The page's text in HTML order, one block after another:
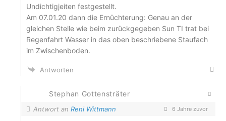
Undichtigjeiten festgestellt.
Am 07.01.20 dann die Ernüchterung: Genau an der
gleichen Stelle wie beim zurückgegeben Sun TI trat bei
Regenfahrt Wasser in das oben beschriebene Staufach
im Zwischenboden.
Antworten
Stephan Gottensträter
Antwort an Reni Wittmann 6 Jahre zuvor